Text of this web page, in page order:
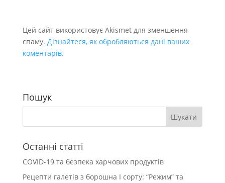
Цей сайт використовує Akismet для зменшення
спаму. Дізнайтеся, як обробляються дані ваших
коментарів.
Пошук
Останні статті
COVID-19 та безпека харчових продуктів
Рецепти галетів з борошна І сорту: “Режим” та